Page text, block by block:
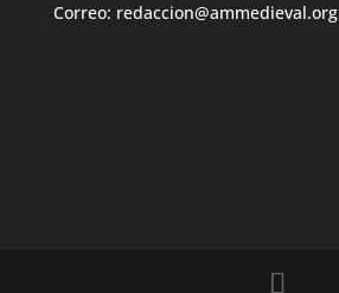
Correo: redaccion@ammedieval.org